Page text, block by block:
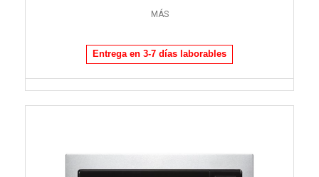
MÁS
Entrega en 3-7 días laborables